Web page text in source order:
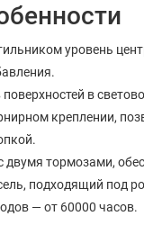
уровень
в
креплении,
двумя тормозами,
подходящий под
— от 60000 часов.